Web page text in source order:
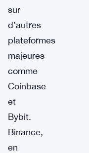
sur
d’autres
plateformes
majeures
comme
Coinbase
et
Bybit.
Binance,
en